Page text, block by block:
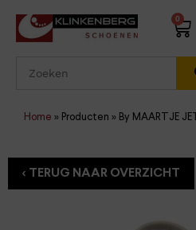
0
Home » Producten » By MAARTJE JET